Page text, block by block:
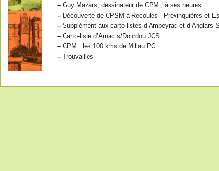
– Guy Mazars, dessinateur de CPM , à ses heures. .
– Découverte de CPSM à Recoules - Prévinquières et
– Supplément aux carto-listes d’Ambeyrac et d’Anglars
– Carto-liste d’Arnac s/Dourdou JCS
– CPM : les 100 kms de Millau PC
– Trouvailles